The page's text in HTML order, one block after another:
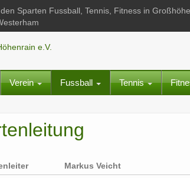
Sparten Fussball, Tennis, Fitness in
Verein Fussball Tennis
Markus Veicht